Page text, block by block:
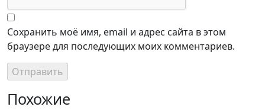
Сохранить моё имя, email и адрес сайта в этом
браузере для последующих моих комментариев.
Похожие